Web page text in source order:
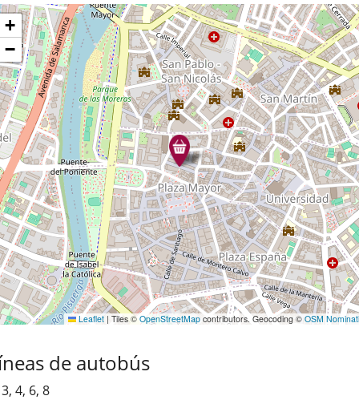
+
−
Leaflet | Tiles © OpenStreetMap contributors. Geocoding © OSM
de autobús
3, 4, 6, 8